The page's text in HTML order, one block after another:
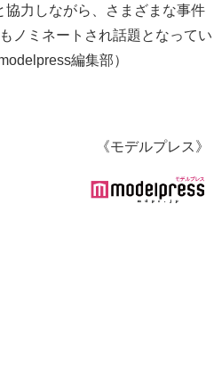
協力しながら、さまざまな事件
ノミネートされ話題となってい
編集部）
《モデルプレス》